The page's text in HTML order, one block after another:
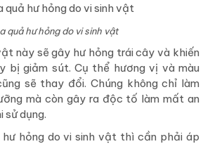
quả hư hỏng do vi sinh vật
này sẽ gây hư hỏng trái cây và khiến
bị giảm sút. Cụ thể hương vị và màu
sẽ thay đổi. Chúng không chỉ làm
mà còn gây ra độc tố làm mất an
sử dụng.
hỏng do vi sinh vật thì cần phải áp